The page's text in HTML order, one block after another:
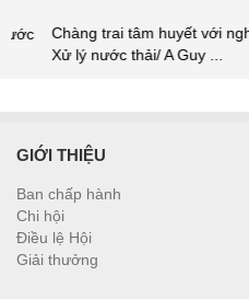
Chàng trai tâm huyết với nghề
Xử lý nước thải/ A Guy ...
GIỚI THIỆU
Ban chấp hành
Chi hội
Điều lệ Hội
Giải thưởng